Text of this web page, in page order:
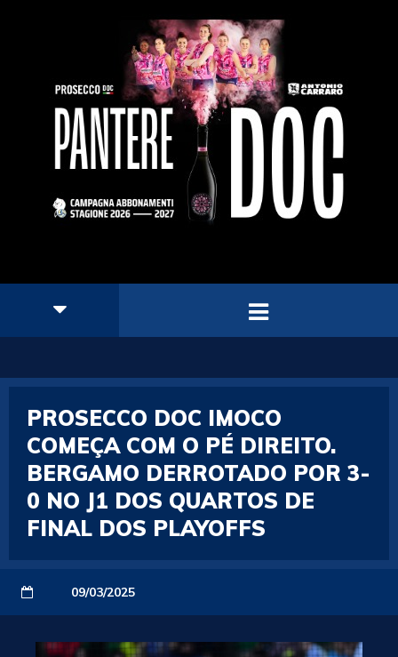
PROSECCO DOC IMOCO
COMEÇA COM O PÉ DIREITO.
BERGAMO DERROTADO POR 3-
0 NO J1 DOS QUARTOS DE
FINAL DOS PLAYOFFS
09/03/2025